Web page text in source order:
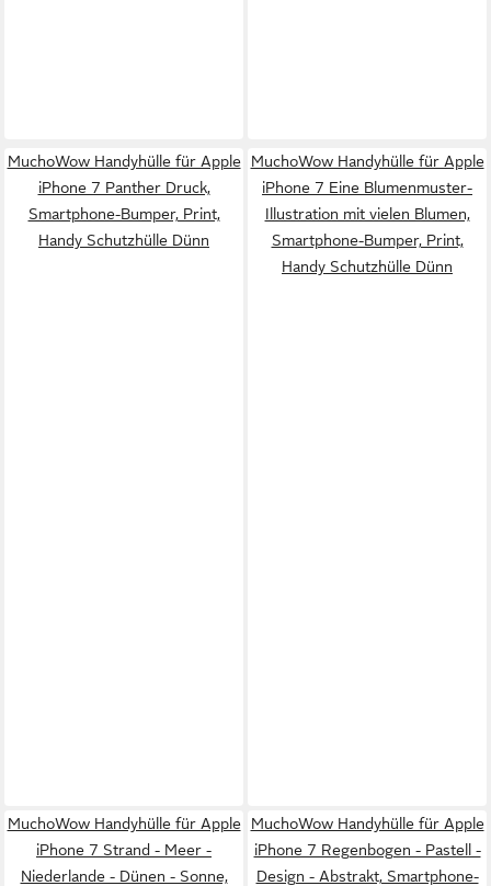
MuchoWow Handyhülle für Apple
iPhone 7 Panther Druck,
Smartphone-Bumper, Print,
Handy Schutzhülle Dünn
MuchoWow Handyhülle für Apple
iPhone 7 Eine Blumenmuster-
Illustration mit vielen Blumen,
Smartphone-Bumper, Print,
Handy Schutzhülle Dünn
MuchoWow Handyhülle für Apple
iPhone 7 Strand - Meer -
Niederlande - Dünen - Sonne,
MuchoWow Handyhülle für Apple
iPhone 7 Regenbogen - Pastell -
Design - Abstrakt, Smartphone-